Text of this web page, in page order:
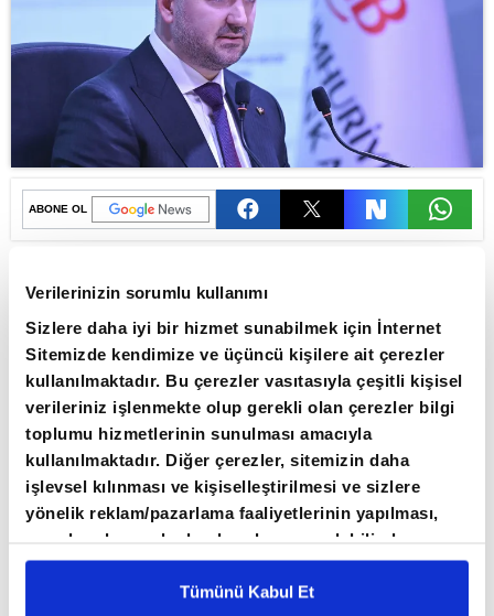
Verilerinizin sorumlu kullanımı
Sizlere daha iyi bir hizmet sunabilmek için İnternet
Sitemizde kendimize ve üçüncü kişilere ait çerezler
kullanılmaktadır. Bu çerezler vasıtasıyla çeşitli kişisel
verileriniz işlenmekte olup gerekli olan çerezler bilgi
toplumu hizmetlerinin sunulması amacıyla
kullanılmaktadır. Diğer çerezler, sitemizin daha
işlevsel kılınması ve kişiselleştirilmesi ve sizlere
yönelik reklam/pazarlama faaliyetlerinin yapılması,
amaçlarıyla sınırlı olarak açık rızanız dahilinde
kullanılacaktır. Çerezlere ilişkin tercihlerinizi çerez
paneli vasıtasıyla belirleyebilirsiniz. Çerezlere ilişkin
Tümünü Kabul Et
ABONE OL
Başkanı Fatih Karahan, piyasaların
merakla beklediği yılın üçüncü
Enflasyon Raporu'nu açıklayacak.
Karahan'ın yapacağı sunum ile
enflasyon beklentileri yeniden
şekillenecek.
Piyasalarda gözler bir kez daha milyonları
yakından ilgilendiren Merkez Bankası'nın